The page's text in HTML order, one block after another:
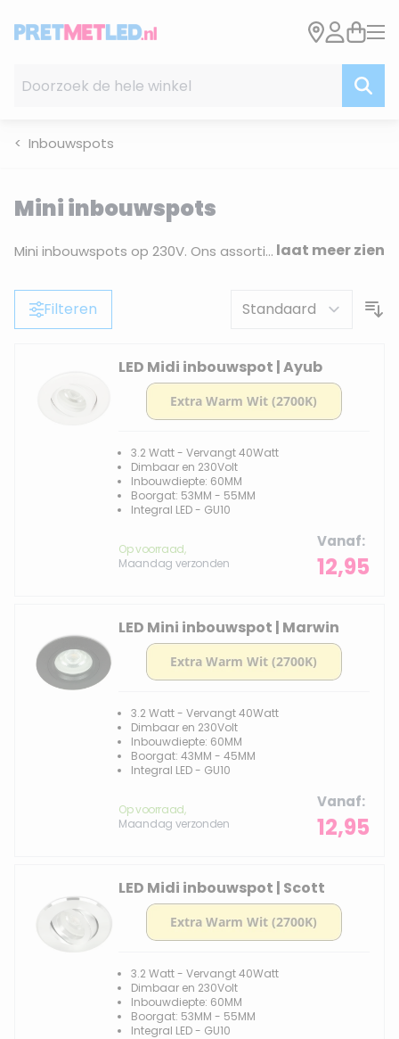
Inbouwspots
Mini inbouwspots
Mini inbouwspots op 230V. Ons assortiment bestaat uit diverse kleuren en maten kleine inbouwspots, allen met een verwisselbare lichtbron. Gebruik de filter functies om tot de mini spot van uw wensen te komen. laat meer zien
Filteren
LED Midi inbouwspot | Ayub
3.2 Watt - Vervangt 40Watt
Dimbaar en 230Volt
Inbouwdiepte: 60MM
Boorgat: 53MM - 55MM
Integral LED - GU10
Op voorraad,
Maandag verzonden
Vanaf
12,95
LED Mini inbouwspot | Marwin
3.2 Watt - Vervangt 40Watt
Dimbaar en 230Volt
Inbouwdiepte: 60MM
Boorgat: 43MM - 45MM
Integral LED - GU10
Op voorraad,
Maandag verzonden
Vanaf
12,95
LED Midi inbouwspot | Scott
3.2 Watt - Vervangt 40Watt
Dimbaar en 230Volt
Inbouwdiepte: 60MM
Boorgat: 53MM - 55MM
Integral LED - GU10